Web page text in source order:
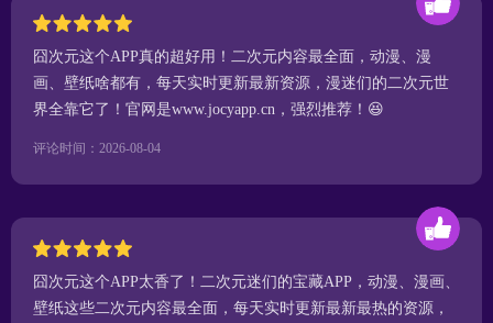
囧次元这个APP真的超好用！二次元内容最全面，动漫、漫
画、壁纸啥都有，每天实时更新最新资源，漫迷们的二次元世
界全靠它了！官网是www.jocyapp.cn，强烈推荐！😆
评论时间：2026-08-04
囧次元这个APP太香了！二次元迷们的宝藏APP，动漫、漫画、
壁纸这些二次元内容最全面，每天实时更新最新最热的资源，